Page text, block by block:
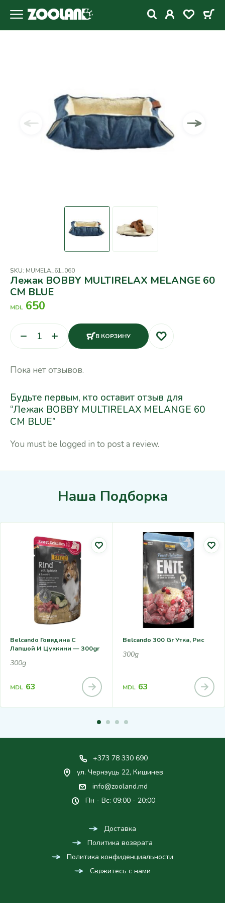
SKU: MUMELA_61_060
Лежак BOBBY MULTIRELAX MELANGE 60
CM BLUE
MDL 650
В КОРЗИНУ
Пока нет отзывов.
Будьте первым, кто оставит отзыв для
“Лежак BOBBY MULTIRELAX MELANGE 60
CM BLUE”
You must be logged in to post a review.
Наша Подборка
Belcando Говядина С
Лапшой И Цуккини — 300gr
300g
MDL 63
Belcando 300 Gr Утка, Рис
300g
MDL 63
+373 78 330 690
ул. Чернэуць 22, Кишинев
info@zooland.md
Пн - Вс: 09:00 - 20:00
Доставка
Политика возврата
Политика конфиденциальности
Свяжитесь с нами